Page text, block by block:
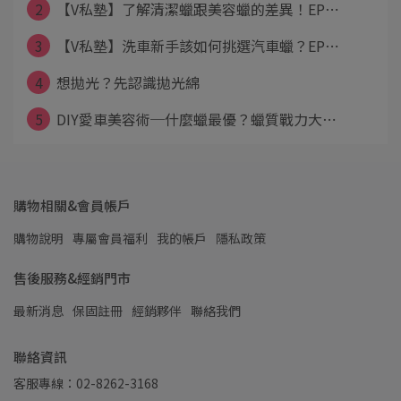
2
【V私塾】了解清潔蠟跟美容蠟的差異！EP⋯
3
【V私塾】洗車新手該如何挑選汽車蠟？EP⋯
4
想拋光？先認識拋光綿
5
DIY愛車美容術─什麼蠟最優？蠟質戰力大⋯
購物相關&會員帳戶
購物說明 專屬會員福利 我的帳戶 隱私政策
售後服務&經銷門市
最新消息 保固註冊 經銷夥伴 聯絡我們
聯絡資訊
客服專線：02-8262-3168